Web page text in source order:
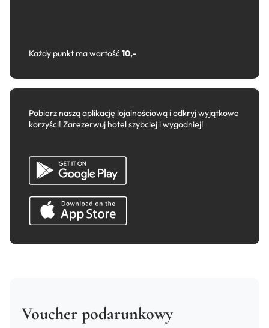
Każdy punkt ma wartość10,-
Pobierz naszą aplikację lojalnościową i odkryj wyjątkowe
korzyści! Zarezerwuj hotel szybciej i wygodniej!
Voucher podarunkowy